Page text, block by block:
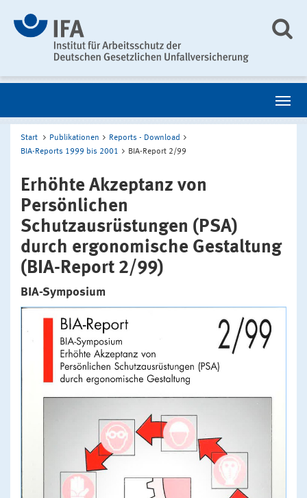
Start Publikationen
Reports - Download
BIA-Reports 1999 bis 2001
BIA-Report 2/99
Erhöhte Akzeptanz von
Persönlichen
Schutzausrüstungen (PSA)
durch ergonomische Gestaltung
(BIA-Report 2/99)
BIA-Symposium